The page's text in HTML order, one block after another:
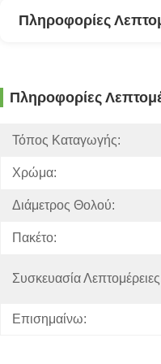
Πληροφορίες
Πληροφορίες
Τόπος Καταγωγής:
Χρώμα:
Διάμετρος Θολού:
Πακέτο:
Συσκευασία
Επισημαίνω: